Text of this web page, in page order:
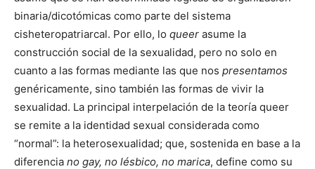
binaria/dicotómicas como parte del sistema
cisheteropatriarcal. Por ello, lo queer asume la
construcción social de la sexualidad, pero no solo en
cuanto a las formas mediante las que nos presentamos
genéricamente, sino también las formas de vivir la
sexualidad. La principal interpelación de la teoría queer
se remite a la identidad sexual considerada como
“normal”: la heterosexualidad; que, sostenida en base a la
diferencia no gay, no lésbico, no marica, define como su